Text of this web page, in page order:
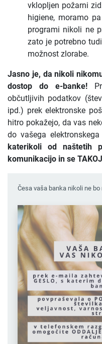
vklopljen požarni
higiene, moramo
programi nikoli ne
zato je potrebno
možnost zlorabe.
Jasno je, da nikoli
dostop do e-banke!
občutljivih podatkov
ipd.) prek elektronske
hitro pokažejo, da vas
do vašega
katerikoli od naštetih
komunikacijo in se
Česa vaša banka nikoli ne bo